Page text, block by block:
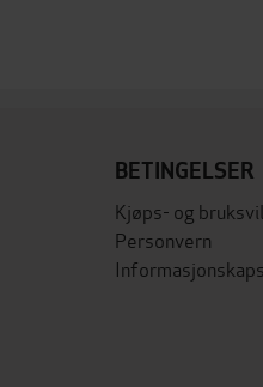
BETINGELSER
Kjøps- og
Personvern